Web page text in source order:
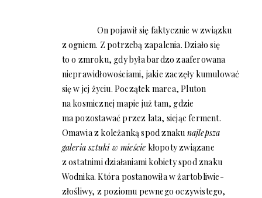
On pojawił się faktycznie w związku
z ogniem. Z potrzebą zapalenia. Działo się
to o zmroku, gdy była bardzo zaaferowana
nieprawidłowościami, jakie zaczęły kumulować
się w jej życiu. Początek marca, Pluton
na kosmicznej mapie już tam, gdzie
ma pozostawać przez lata, siejąc ferment.
Omawia z koleżanką spod znaku najlepsza
galeria sztuki w mieście kłopoty związane
z ostatnimi działaniami kobiety spod znaku
Wodnika. Która postanowiła w żartobliwie-
złośliwy, z poziomu pewnego oczywistego,